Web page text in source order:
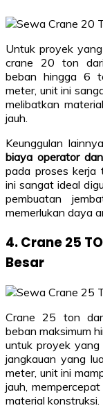
Untuk proyek
crane 20 ton
beban hingga 6
meter, unit ini
melibatkan
jauh.
Keunggulan
biaya operator
pada proses kerja
ini sangat ideal
pembuatan
memerlukan daya
4. Crane 25
Besar
Crane 25 ton
beban maksimum
untuk proyek yang
jangkauan yang
meter, unit ini
jauh,
material konstruksi.